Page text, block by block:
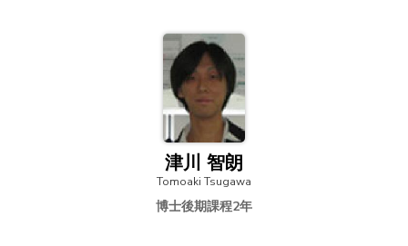
津川 智朗
Tomoaki Tsugawa
博士後期課程2年